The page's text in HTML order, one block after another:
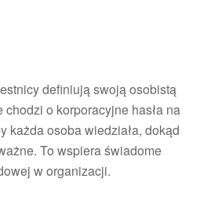
definiują swoją osobistą
o korporacyjne hasła na
każda osoba wiedziała, dokąd
To wspiera świadome
w organizacji.